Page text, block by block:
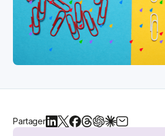
Partager